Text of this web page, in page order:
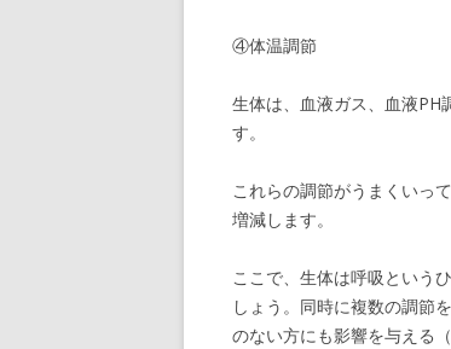
④体温調節
生体は、血液ガス、血液PH
す。
これらの調節がうまくいっ
増減します。
ここで、生体は呼吸という
しょう。同時に複数の調節
のない方にも影響を与える